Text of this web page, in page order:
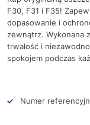
F30, F31 i F35!
dopasowanie i
zewnątrz. Wykonana
trwałość i
spokojem podczas
Numer